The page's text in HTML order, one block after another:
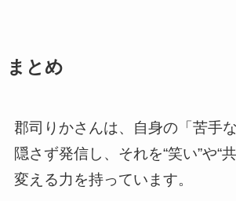
まとめ
郡司りかさんは、自身の「苦手
隠さず発信し、それを“笑い”や“
変える力を持っています。